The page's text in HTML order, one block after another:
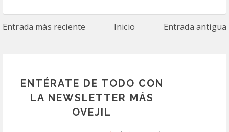
Entrada más reciente Inicio Entrada antigua
ENTÉRATE DE TODO CON
LA NEWSLETTER MÁS
OVEJIL